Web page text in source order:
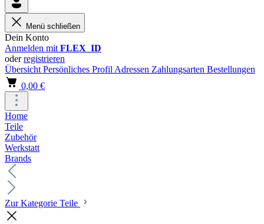
Menü schließen
Dein Konto
Anmelden mit FLEX_ID
oderregistrieren
Übersicht Persönliches Profil Adressen Zahlungsarten Bestellungen
0,00 €
Home
Teile
Zubehör
Werkstatt
Brands
Zur Kategorie Teile